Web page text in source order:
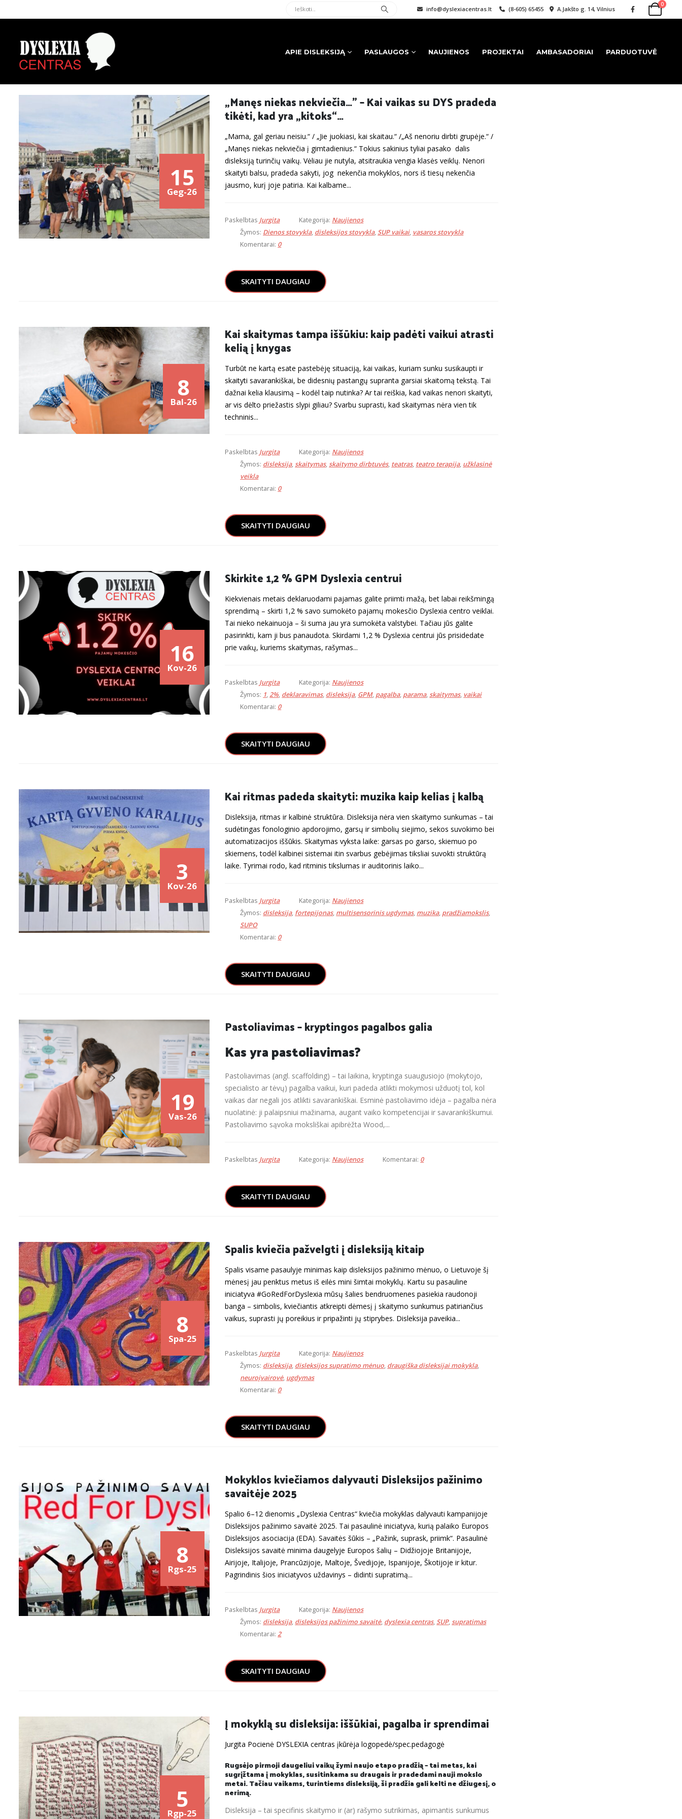
info@dyslexiacentras.lt (8-605) 65455 A.Jakšto g. 14, Vilnius
0
APIE DISLEKSIJĄ PASLAUGOS NAUJIENOS PROJEKTAI AMBASADORIAI PARDUOTUVĖ
15
Geg-26
„Manęs niekas nekviečia…” – Kai vaikas su DYS pradeda
tikėti, kad yra „kitoks“…
„Mama, gal geriau neisiu.“ / „Jie juokiasi, kai skaitau.“ /„Aš nenoriu dirbti grupėje.“ /
„Manęs niekas nekviečia į gimtadienius.“ Tokius sakinius tyliai pasako dalis
disleksiją turinčių vaikų. Vėliau jie nutyla, atsitraukia vengia klasės veiklų. Nenori
skaityti balsu, pradeda sakyti, jog nekenčia mokyklos, nors iš tiesų nekenčia
jausmo, kurį joje patiria. Kai kalbame...
Paskelbtas Jurgita Kategorija: Naujienos
Žymos: Dienos stovykla, disleksijos stovykla,SUP vaikai, vasaros stovykla
Komentarai: 0
SKAITYTI DAUGIAU
8
Bal-26
Kai skaitymas tampa iššūkiu: kaip padėti vaikui atrasti
kelią į knygas
Turbūt ne kartą esate pastebėję situaciją, kai vaikas, kuriam sunku susikaupti ir
skaityti savarankiškai, be didesnių pastangų supranta garsiai skaitomą tekstą. Tai
dažnai kelia klausimą – kodėl taip nutinka? Ar tai reiškia, kad vaikas nenori skaityti,
ar vis dėlto priežastis slypi giliau? Svarbu suprasti, kad skaitymas nėra vien tik
techninis...
Paskelbtas Jurgita Kategorija: Naujienos
Žymos: disleksija,skaitymas,skaitymo dirbtuvės, teatras, teatro terapija, užklasinė
veikla
Komentarai: 0
SKAITYTI DAUGIAU
16
Kov-26
Skirkite 1,2 % GPM Dyslexia centrui
Kiekvienais metais deklaruodami pajamas galite priimti mažą, bet labai reikšmingą
sprendimą – skirti 1,2 % savo sumokėto pajamų mokesčio Dyslexia centro veiklai.
Tai nieko nekainuoja – ši suma jau yra sumokėta valstybei. Tačiau jūs galite
pasirinkti, kam ji bus panaudota. Skirdami 1,2 % Dyslexia centrui jūs prisidedate
prie vaikų, kuriems skaitymas, rašymas...
Paskelbtas Jurgita Kategorija: Naujienos
Žymos: 1,2%, deklaravimas, disleksija, GPM, pagalba, parama,skaitymas, vaikai
Komentarai: 0
SKAITYTI DAUGIAU
3
Kov-26
Kai ritmas padeda skaityti: muzika kaip kelias į kalbą
Disleksija, ritmas ir kalbinė struktūra. Disleksija nėra vien skaitymo sunkumas – tai
sudėtingas fonologinio apdorojimo, garsų ir simbolių siejimo, sekos suvokimo bei
automatizacijos iššūkis. Skaitymas vyksta laike: garsas po garso, skiemuo po
skiemens, todėl kalbinei sistemai itin svarbus gebėjimas tiksliai suvokti struktūrą
laike. Tyrimai rodo, kad ritminis tikslumas ir auditorinis laiko...
Paskelbtas Jurgita Kategorija: Naujienos
Žymos: disleksija, fortepijonas, multisensorinis ugdymas, muzika, pradžiamokslis,
SUPO
Komentarai: 0
SKAITYTI DAUGIAU
19
Vas-26
Pastoliavimas – kryptingos pagalbos galia
Kas yra pastoliavimas?
Pastoliavimas (angl. scaffolding) – tai laikina, kryptinga suaugusiojo (mokytojo,
specialisto ar tėvų) pagalba vaikui, kuri padeda atlikti mokymosi užduotį tol, kol
vaikas dar negali jos atlikti savarankiškai. Esminė pastoliavimo idėja – pagalba nėra
nuolatinė: ji palaipsniui mažinama, augant vaiko kompetencijai ir savarankiškumui.
Pastoliavimo sąvoka moksliškai apibrėžta Wood,...
Paskelbtas Jurgita Kategorija: Naujienos Komentarai: 0
SKAITYTI DAUGIAU
8
Spa-25
Spalis kviečia pažvelgti į disleksiją kitaip
Spalis visame pasaulyje minimas kaip disleksijos pažinimo mėnuo, o Lietuvoje šį
mėnesį jau penktus metus iš eilės mini šimtai mokyklų. Kartu su pasauline
iniciatyva #GoRedForDyslexia mūsų šalies bendruomenes pasiekia raudonoji
banga – simbolis, kviečiantis atkreipti dėmesį į skaitymo sunkumus patiriančius
vaikus, suprasti jų poreikius ir pripažinti jų stiprybes. Disleksija paveikia...
Paskelbtas Jurgita Kategorija: Naujienos
Žymos: disleksija, disleksijos supratimo mėnuo, draugiška disleksijai mokykla,
neuroįvairovė, ugdymas
Komentarai: 0
SKAITYTI DAUGIAU
8
Rgs-25
Mokyklos kviečiamos dalyvauti Disleksijos pažinimo
savaitėje 2025
Spalio 6–12 dienomis „Dyslexia Centras“ kviečia mokyklas dalyvauti kampanijoje
Disleksijos pažinimo savaitė 2025. Tai pasaulinė iniciatyva, kurią palaiko Europos
Disleksijos asociacija (EDA). Savaitės šūkis – „Pažink, suprask, priimk“. Pasaulinė
Disleksijos savaitė minima daugelyje Europos šalių – Didžiojoje Britanijoje,
Airijoje, Italijoje, Prancūzijoje, Maltoje, Švedijoje, Ispanijoje, Škotijoje ir kitur.
Pagrindinis šios iniciatyvos uždavinys – didinti supratimą...
Paskelbtas Jurgita Kategorija: Naujienos
Žymos: disleksija, disleksijos pažinimo savaitė, dyslexia centras,SUP,supratimas
Komentarai:2
SKAITYTI DAUGIAU
5
Rgp-25
Į mokyklą su disleksija: iššūkiai, pagalba ir sprendimai
Jurgita Pocienė DYSLEXIA centras įkūrėja logopedė/spec.pedagogė
Rugsėjo pirmoji daugeliui vaikų žymi naujo etapo pradžią – tai metas, kai
sugrįžtama į mokyklas, susitinkama su draugais ir pradedami nauji mokslo
metai. Tačiau vaikams, turintiems disleksiją, ši pradžia gali kelti ne džiugesį, o
nerimą.
Disleksija – tai specifinis skaitymo ir (ar) rašymo sutrikimas, apimantis sunkumus